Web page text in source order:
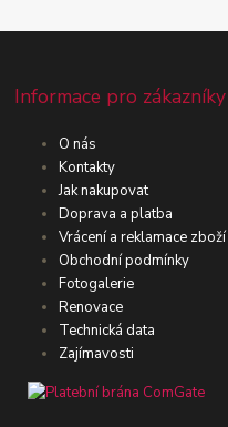
Informace pro zákazníky
O nás
Kontakty
Jak nakupovat
Doprava a platba
Vrácení a reklamace zboží
Obchodní podmínky
Fotogalerie
Renovace
Technická data
Zajímavosti